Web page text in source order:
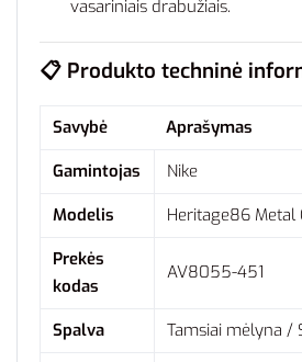
vasariniais drabužiais.
📋 Produkto techninė
Savybė
Aprašymas
Gamintojas
Nike
Modelis
Heritage86 Metal
Prekės
kodas
AV8055-451
Spalva Tamsiai mėlyna /